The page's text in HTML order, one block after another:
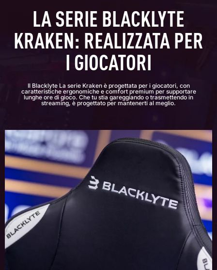
LA SERIE BLACKLYTE
KRAKEN: REALIZZATA PER
I GIOCATORI
Il Blacklyte La serie Kraken è progettata per i giocatori, con
caratteristiche ergonomiche e comfort premium per supportare
lunghe ore di gioco. Che tu stia gareggiando o trasmettendo in
streaming, è progettato per mantenerti al meglio.